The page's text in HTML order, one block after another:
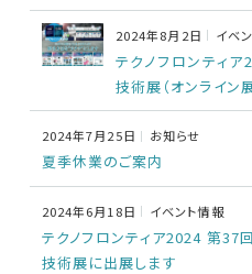
RF関連製品
EMCソリュー
修理
2024年8月2日 イベ
テクノフロンティ
技術展（オンライン
2024年7月25日 お知らせ
夏季休業のご案内
2024年6月18日 イベント情報
テクノフロンティア2024 第37
技術展に出展します